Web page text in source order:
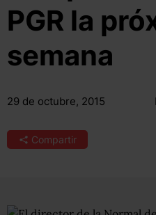
PGR la
semana
29 de octubre, 2015
Compartir